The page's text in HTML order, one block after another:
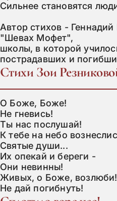
Сильнее становятся
Автор стихов -
"Шевах Мофет",
школы, в которой
пострадавших и
Стихи Зои
О Боже, Боже!
Не гневись!
Ты нас послушай!
К тебе на небо
Святые души...
Их опекай и береги -
Они невинны!
Живых, о Боже, возлюби!
Не дай погибнуть!